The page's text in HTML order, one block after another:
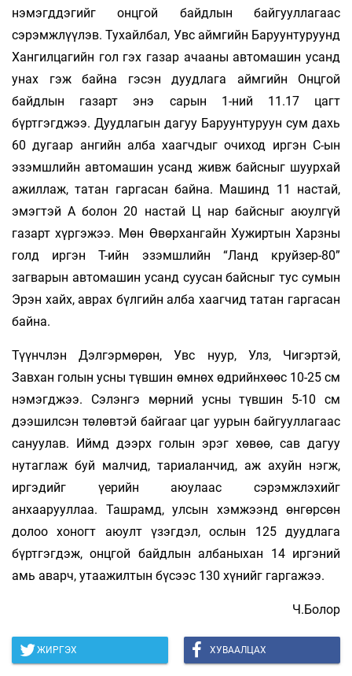
нэмэгддэгийг онцгой байдлын байгууллагаас
сэрэмжлүүлэв. Тухайлбал, Увс аймгийн Баруунтуруунд
Хангилцагийн гол гэх газар ачааны автомашин усанд
унах гэж байна гэсэн дууд­лага аймгийн Онцгой
байдлын газарт энэ сарын 1-ний 11.17 цагт
бүртгэгджээ. Дуудлагын дагуу Баруунтуруун сум дахь
60 дугаар ангийн алба хаагчдыг очиход иргэн С-ын
эзэмшлийн автомашин усанд живж байсныг шуурхай
ажиллаж, татан гаргасан байна. Машинд 11 настай,
эмэгтэй А болон 20 настай Ц нар байсныг аюулгүй
газарт хүргэжээ. Мөн Өвөрхангайн Хужиртын Харзны
голд иргэн Т-ийн эзэмшлийн “Ланд круйзер-80”
загварын автомашин усанд суусан байсныг тус сумын
Эрэн хайх, аврах бүлгийн алба хаагчид татан гаргасан
байна.
Түүнчлэн Дэлгэрмөрөн, Увс нуур, Улз, Чигэртэй,
Завхан голын усны түвшин өмнөх өд­рийнхөөс 10-25 см
нэмэгджээ. Сэлэнгэ мөрний усны түвшин 5-10 см
дээшилсэн төлөвтэй байгааг цаг уурын байгууллагаас
сануулав. Иймд дээрх голын эрэг хөвөө, сав дагуу
нутаглаж буй малчид, тариаланчид, аж ахуйн нэгж,
иргэдийг үерийн аюулаас сэрэмжлэхийг
анхаарууллаа. Ташрамд, улсын хэмжээнд өнгөрсөн
долоо хоногт аюулт үзэгдэл, ослын 125 дуудлага
бүртгэгдэж, онцгой байдлын албаныхан 14 иргэний
амь аварч, утаажилтын бүсээс 130 хүнийг гаргажээ.
Ч.Болор
ЖИРГЭХ ХУВААЛЦАХ